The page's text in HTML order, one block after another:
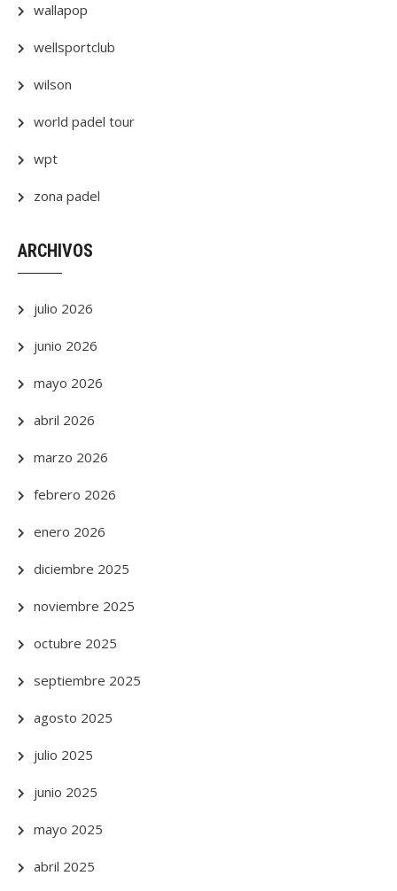
wallapop
wellsportclub
wilson
world padel tour
wpt
zona padel
ARCHIVOS
julio 2026
junio 2026
mayo 2026
abril 2026
marzo 2026
febrero 2026
enero 2026
diciembre 2025
noviembre 2025
octubre 2025
septiembre 2025
agosto 2025
julio 2025
junio 2025
mayo 2025
abril 2025